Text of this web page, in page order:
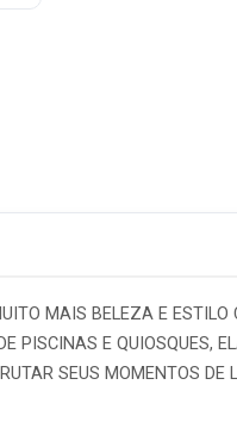
MAIS BELEZA E
PISCINAS E QUIOSQUES,
SEUS MOMENTOS DE